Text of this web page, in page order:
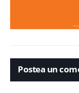
Postea un